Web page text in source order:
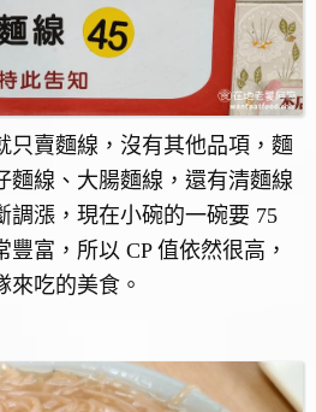
只賣麵線，沒有其他品項，麵
麵線、大腸麵線，還有清麵線
調漲，現在小碗的一碗要 75
富，所以 CP 值依然很高，
來吃的美食。